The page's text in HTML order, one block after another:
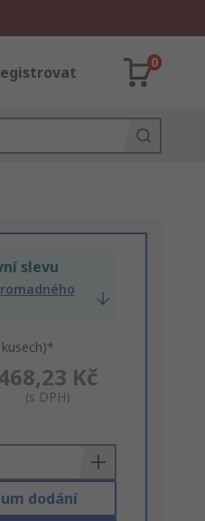
0
slevu
Kč
(s DPH)
dodání